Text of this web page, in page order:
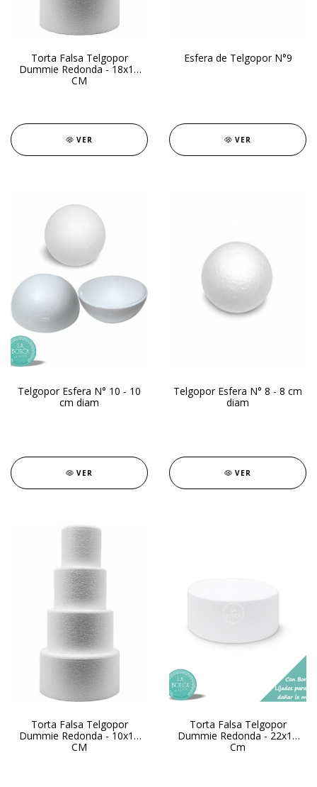
Torta Falsa Telgopor
Dummie Redonda - 18x15
CM
VER
Esfera de Telgopor N°9
VER
Telgopor Esfera N° 10 - 10
cm diam
VER
Telgopor Esfera N° 8 - 8 cm
diam
VER
Torta Falsa Telgopor
Dummie Redonda - 10x15
CM
Torta Falsa Telgopor
Dummie Redonda - 22x10
Cm